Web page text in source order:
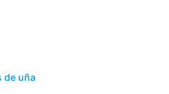
de uña